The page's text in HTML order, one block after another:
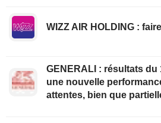
WIZZ AIR HOLDING :
GENERALI : résultats du
une nouvelle
attentes, bien que